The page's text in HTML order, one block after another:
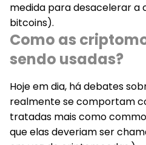
medida para desacelerar a
bitcoins).
Como as
sendo usadas?
Hoje em dia, há debates
realmente se comportam
tratadas mais como
que elas deveriam ser